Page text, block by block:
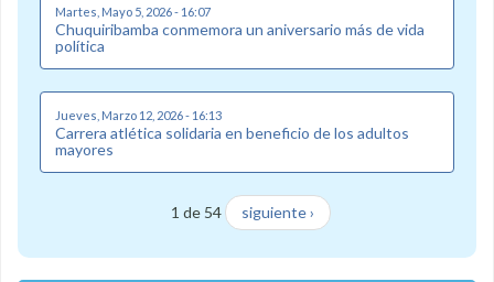
Martes, Mayo 5, 2026 - 16:07
Chuquiribamba conmemora un aniversario más de vida
política
Jueves, Marzo 12, 2026 - 16:13
Carrera atlética solidaria en beneficio de los adultos
mayores
1 de 54 siguiente ›